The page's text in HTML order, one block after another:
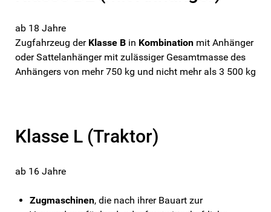
ab 18 Jahre
Zugfahrzeug derKlasse B in Kombination mit Anhänger
oder Sattelanhänger mit zulässiger Gesamtmasse des
Anhängers von mehr 750 kg und nicht mehr als 3 500 kg
Klasse L (Traktor)
ab 16 Jahre
Zugmaschinen, die nach ihrer Bauart zur